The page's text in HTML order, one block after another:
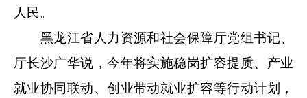
人民。
黑龙江省人力资源和社会保障厅党组书记、
厅长沙广华说，今年将实施稳岗扩容提质、产业
就业协同联动、创业带动就业扩容等行动计划，